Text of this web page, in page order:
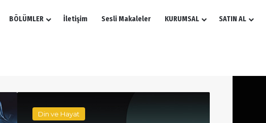
BÖLÜMLER İletişim Sesli Makaleler KURUMSAL SATIN AL
Dede
Din ve Hayat